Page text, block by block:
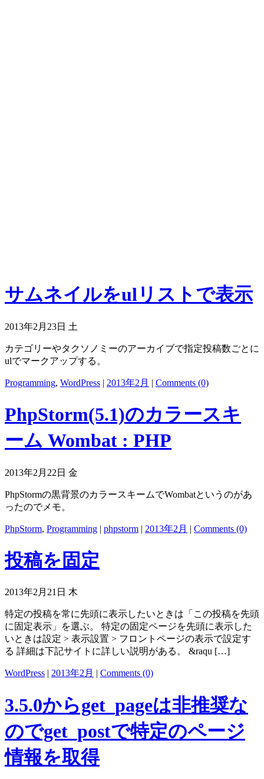
サムネイルをulリストで表示
2013年2月23日 土
カテゴリーやタクソノミーのアーカイブで指定投稿数ごとに
ulでマークアップする。
Programming, WordPress | 2013年2月 | Comments (0)
PhpStorm(5.1)のカラースキ
ーム Wombat : PHP
2013年2月22日 金
PhpStormの黒背景のカラースキームでWombatというのがあ
ったのでメモ。
PhpStorm, Programming | phpstorm | 2013年2月 | Comments (0)
投稿を固定
2013年2月21日 木
特定の投稿を常に先頭に表示したいときは「この投稿を先頭
に固定表示」を選ぶ。 特定の固定ページを先頭に表示した
いときは設定 > 表示設置 > フロントページの表示で設定す
る 詳細は下記サイトに詳しい説明がある。 &raqu […]
WordPress | 2013年2月 | Comments (0)
3.5.0からget_pageは非推奨な
のでget_postで特定のページ
情報を取得